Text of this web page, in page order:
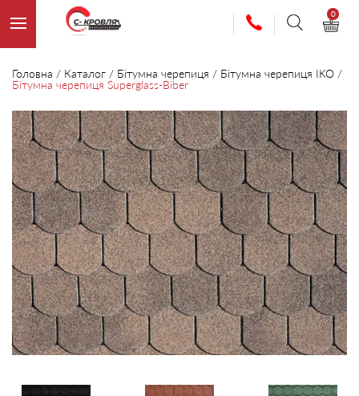
0
Головна / Каталог / Бітумна черепиця / Бітумна черепиця IKO /
Бітумна черепиця Superglass-Biber